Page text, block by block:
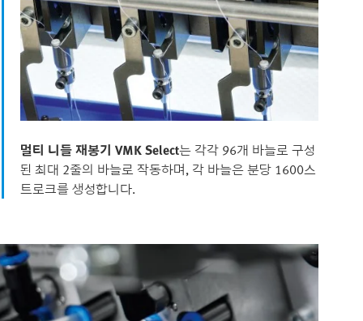
멀티 니들 재봉기 VMK Select는 각각 96개 바늘로 구성
된 최대 2줄의 바늘로 작동하며, 각 바늘은 분당 1600스
트로크를 생성합니다.